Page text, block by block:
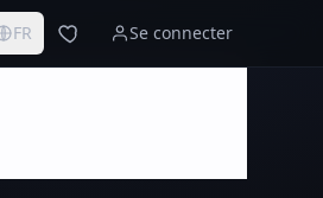
FR Se connecter